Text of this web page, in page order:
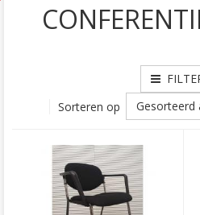
Sorteren op
Gesorteerd